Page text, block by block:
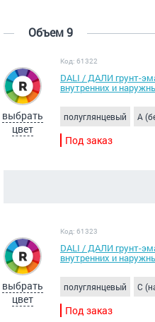
Объем 9
выбрать
цвет
Код: 61322
DALI / ДАЛИ грунт-
внутренних и
полуглянцевый A
Под заказ
выбрать
цвет
Код: 61323
DALI / ДАЛИ грунт-
внутренних и
полуглянцевый C
Под заказ